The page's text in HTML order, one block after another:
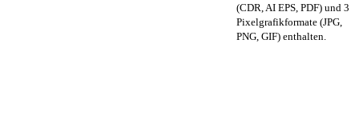
(CDR, AI EPS, PDF) und 3
Pixelgrafikformate (JPG,
PNG, GIF) enthalten.